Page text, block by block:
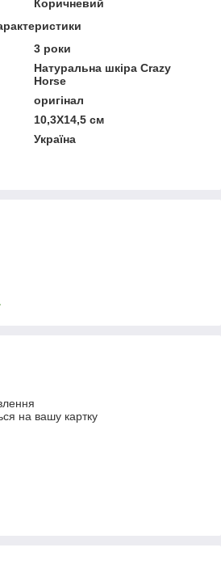
Коричневий
3 роки
Натуральна шкіра Crazy
Horse
оригінал
10,3Х14,5 см
Україна
на вашу картку